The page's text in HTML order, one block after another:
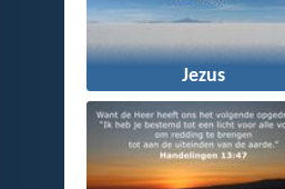
Jezus